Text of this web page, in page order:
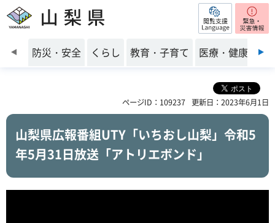
山梨県 閲覧支援
前のスライドを表示
防災・安全 くらし 教育・子育て 医療・健康・福
ページID：109237 更新日：2023年6月1日
山梨県広報番組UTY「いちおし山梨」令和5
年5月31日放送「アトリエボンド」